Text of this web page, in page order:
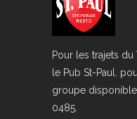
Pour les trajets
le Pub St-Paul.
groupe
0485.